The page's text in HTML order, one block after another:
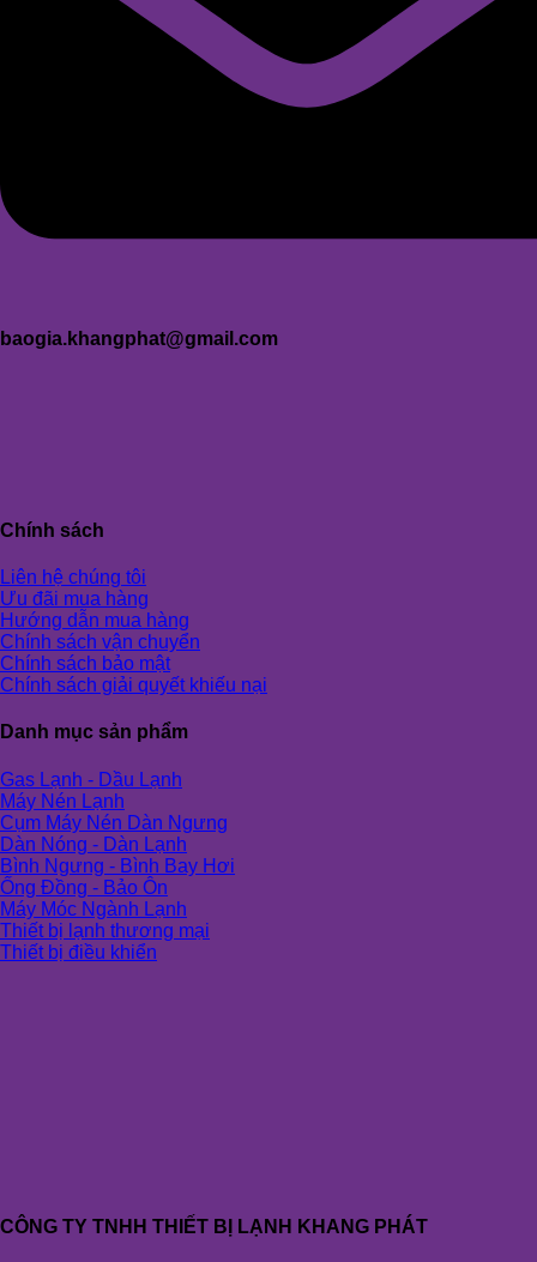
baogia.khangphat@gmail.com
Chính sách
Liên hệ chúng tôi
Ưu đãi mua hàng
Hướng dẫn mua hàng
Chính sách vận chuyển
Chính sách bảo mật
Chính sách giải quyết khiếu nại
Danh mục sản phẩm
Gas Lạnh - Dầu Lạnh
Máy Nén Lạnh
Cụm Máy Nén Dàn Ngưng
Dàn Nóng - Dàn Lạnh
Bình Ngưng - Bình Bay Hơi
Ống Đồng - Bảo Ôn
Máy Móc Ngành Lạnh
Thiết bị lạnh thương mại
Thiết bị điều khiển
CÔNG TY TNHH THIẾT BỊ LẠNH KHANG PHÁT